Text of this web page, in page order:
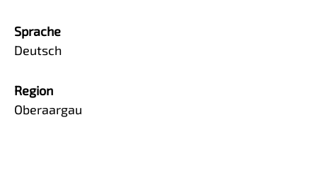
Sprache
Deutsch
Region
Oberaargau